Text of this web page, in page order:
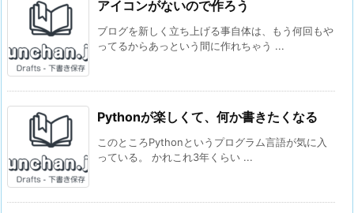
アイコンがないので作ろう
ブログを新しく立ち上げる事自体は、もう何回もや
ってるからあっという間に作れちゃう ...
Pythonが楽しくて、何か書きたくなる
このところPythonというプログラム言語が気に入
っている。 かれこれ3年くらい ...